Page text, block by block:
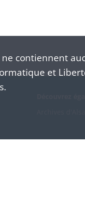
contiennent
et